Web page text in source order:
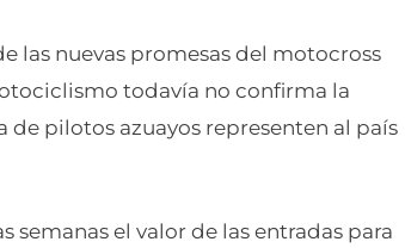
las nuevas promesas del motocross
todavía no confirma la
de pilotos azuayos representen al país
semanas el valor de las entradas para